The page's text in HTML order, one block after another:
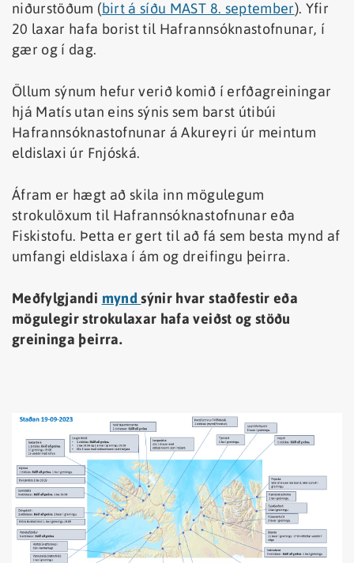
niðurstöðum (birt á síðu MAST 8. september). Yfir
20 laxar hafa borist til Hafrannsóknastofnunar, í
gær og í dag.
Öllum sýnum hefur verið komið í erfðagreiningar
hjá Matís utan eins sýnis sem barst útibúi
Hafrannsóknastofnunar á Akureyri úr meintum
eldislaxi úr Fnjóská.
Áfram er hægt að skila inn mögulegum
strokulöxum til Hafrannsóknastofnunar eða
Fiskistofu. Þetta er gert til að fá sem besta mynd af
umfangi eldislaxa í ám og dreifingu þeirra.
Meðfylgjandi myndsýnir hvar staðfestir eða
mögulegir strokulaxar hafa veiðst og stöðu
greininga þeirra.